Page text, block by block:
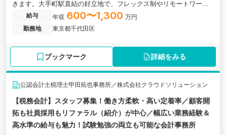
きます。大手町駅直結の好立地で、フレックス制やリモートワーク
を導入した柔軟な働き方が可能です。上場会社とそのグループ会社
が2/3程度を占めており、経験に応じた担当制で着実にスキルアップ
ができる環境です。
給与 年収 600〜1,300 万円
勤務地
東京都千代田区
ブックマーク 詳細をみる
公認会計士税理士甲田拓也事務所／株式会社クラウドソリューション
【税務会計】スタッフ募集！働き方柔軟・高い定着率／顧客開
拓も社員採用もリファラル（紹介）が中心／幅広い業務経験＆
高水準の給与も魅力！試験勉強の両立も可能な会計事務所